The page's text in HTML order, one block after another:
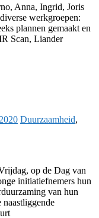
Anna, Ingrid, Joris
werkgroepen:
plannen gemaakt en
Scan, Liander
Duurzaamheid,
op de Dag van
initiatiefnemers hun
van hun